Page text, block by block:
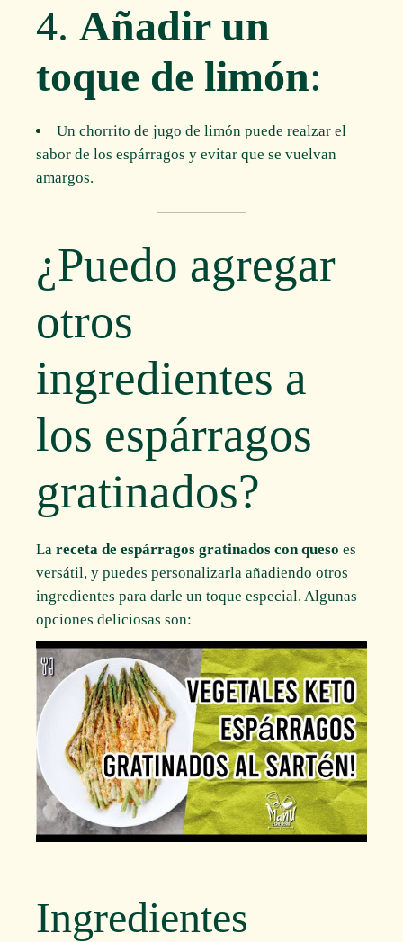
4.Añadir un
toque de limón:
Un chorrito de jugo de limón puede realzar el
sabor de los espárragos y evitar que se vuelvan
amargos.
¿Puedo agregar
otros
ingredientes a
los espárragos
gratinados?
Lareceta de espárragos gratinados con queso es
versátil, y puedes personalizarla añadiendo otros
ingredientes para darle un toque especial. Algunas
opciones deliciosas son:
Ingredientes